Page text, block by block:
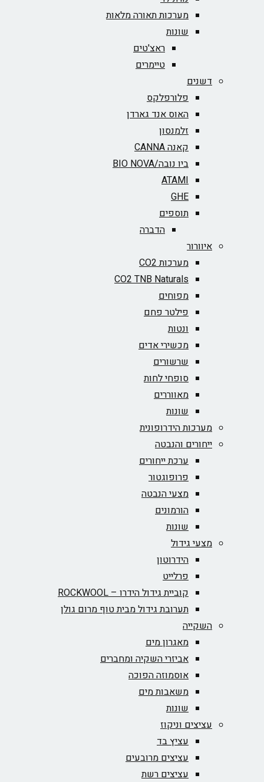
מערכות תאורה מלאות
שונות
ראצ'טים
טיימרים
דשנים
פלורפלקס
האוס אנד גארדן
זלמנסון
קאנה CANNA
ביו נובה/BIO NOVA‏
ATAMI
GHE
תוספים
הדברה
איוורור
מערכות CO2
CO2 TNB Naturals
מפוחים
פילטר פחם
ונטות
מכשירי אדים
שרשורים
סופחי לחות
מאווררים
שונות
מערכות הידרופונית
ייחורים והנבטה
ערכת ייחורים
פרופוגטור
מצעי הנבטה
הורמונים
שונות
מצעי גידול
הידרוטון
פרלייט
קוביית גידול הידרו – ROCKWOOL‏
תערובת גידול מבית טוף מרום גולן
השקייה
מאגרון מים
אביזרי השקיה ומחברים
אוסמוזה הפוכה
משאבות מים
שונות
עציצים וניקוז
עציץ בד
עציצים מרובעים
עציצים רשת